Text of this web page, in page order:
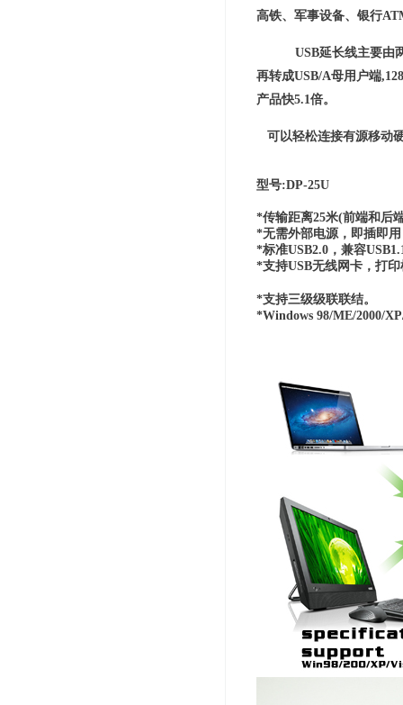
高铁、军事设备、银行
USB延长线主要由
再转成USB/A母用户端
产品快5.1倍。
可以轻松连接有源移动
型号:DP-25U
*传输距离25米(前端和后
*无需外部电源，即插即用
*标准USB2.0，兼容
*支持USB无线网卡，打
*支持三级级联联结。
*Windows 98/ME/2000/